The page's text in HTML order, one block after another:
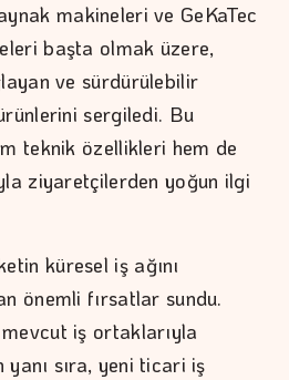
makineleri ve GeKaTec
başta olmak üzere,
ve sürdürülebilir
sergiledi. Bu
teknik özellikleri hem de
ziyaretçilerden yoğun ilgi
küresel iş ağını
önemli fırsatlar sundu.
iş ortaklarıyla
sıra, yeni ticari iş